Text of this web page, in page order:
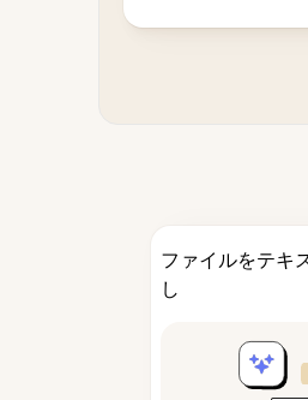
ファイルをテキ
し